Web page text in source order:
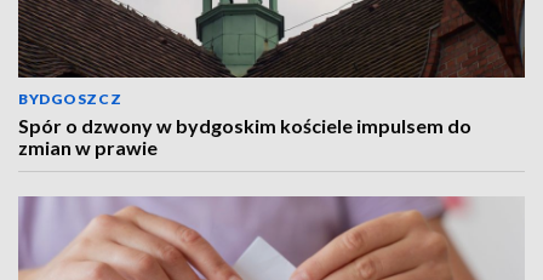
BYDGOSZCZ
Spór o dzwony w bydgoskim kościele impulsem do
zmian w prawie